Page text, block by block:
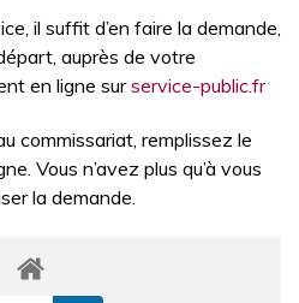
il suffit d’en faire la demande,
auprès de votre
en ligne surservice-public.fr
commissariat, remplissez le
Vous n’avez plus qu’à vous
la demande.